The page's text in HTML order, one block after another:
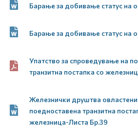
Барање за добивање статус на
Барање за добивање статус на
Упатство за спроведување на
транзитна постапка со
Железнички друштва
поедноставена транзитна
железница-Листа Бр.39